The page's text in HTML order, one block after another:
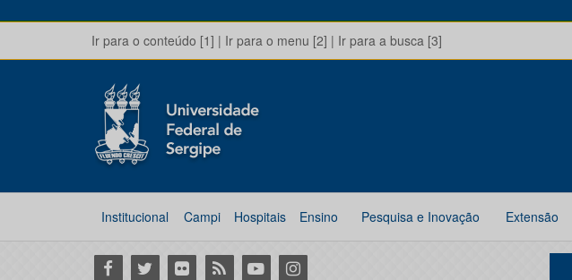
Ir para o conteúdo [1] | Ir para o menu [2] | Ir para a busca [3]
Institucional Campi Hospitais Ensino Pesquisa e Inovação Extensão
Facebook
Twitter Flickr RSS YoutubeInstagram